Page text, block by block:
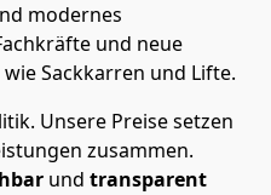
modernes
und neue
Sackkarren und Lifte.
Unsere Preise setzen
zusammen.
und transparent